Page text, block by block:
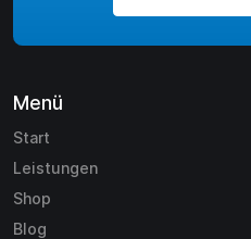
Menü
Start
Leistungen
Shop
Blog